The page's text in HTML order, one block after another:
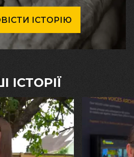
ІСТОРІЮ
ІСТОРІЇ